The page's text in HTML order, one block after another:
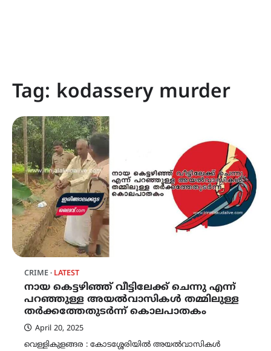
Tag: kodassery murder
CRIME LATEST
നായ കെട്ടഴിഞ്ഞ് വീട്ടിലേക്ക് ചെന്നു എന്ന്
പറഞ്ഞുള്ള അയൽവാസികൾ തമ്മിലുള്ള
തർക്കത്തേതുടർന്ന് കൊലപാതകം
April 20, 2025
വെള്ളികുളങ്ങര : കോടശ്ശേരിയിൽ അയൽവാസികൾ